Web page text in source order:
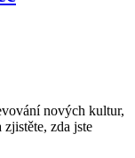
nových kultur,
zda jste